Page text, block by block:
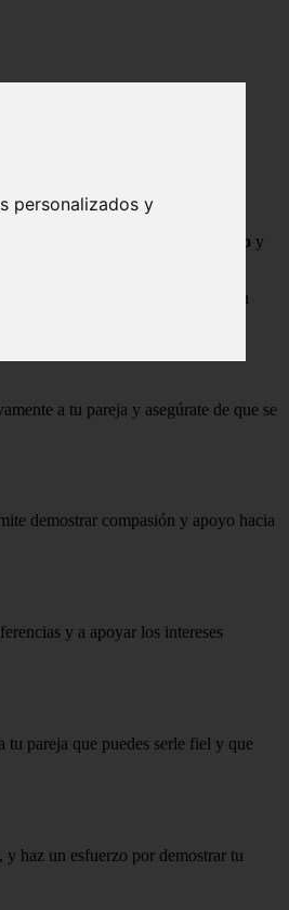
personalizados y
ponen a prueba su compromiso y
algunas estrategias para
a tu pareja y asegúrate de que se
demostrar compasión y apoyo hacia
y a apoyar los intereses
tu pareja que puedes serle fiel y que
haz un esfuerzo por demostrar tu